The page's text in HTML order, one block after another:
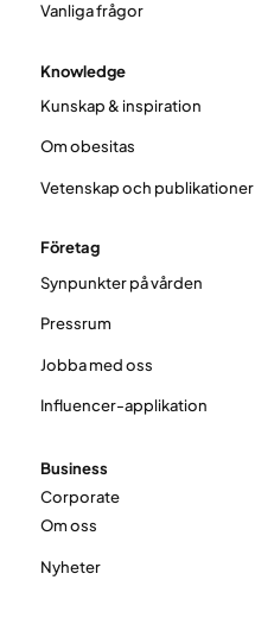
Vanliga frågor
Knowledge
Kunskap & inspiration
Om obesitas
Vetenskap och publikationer
Företag
Synpunkter på vården
Pressrum
Jobba med oss
Influencer-applikation
Business
Corporate
Om oss
Nyheter